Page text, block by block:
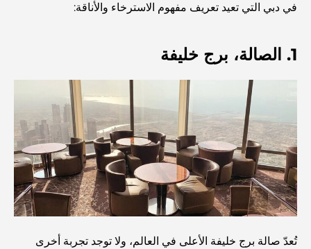
Dubai Horse Racing: Where Tradition Meets
Global Competition
المقاهي في نخلة جميرا: دليل لأفضل أماكن القهوة وأسلوب
الحياة في الجزيرة
أفضل وجبات الإفطار في دبي: اختياراتي المفضلة لعام 2026
في دبي التي تعيد تعريف مفهوم الاسترخاء والأناقة:
1. الصالة، برج خليفة
تُعدّ صالة برج خليفة الأعلى في العالم، ولا توجد تجربة أخرى